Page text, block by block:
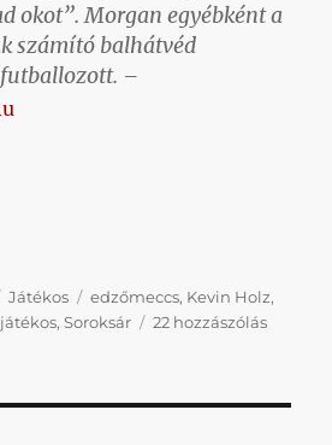
okot”. Morgan egyébként a
számító balhátvéd
–
tegnapi edzőmeccsre”
Kategória
Játékos Címke
edzőmeccs, Kevin Holz,
,Soroksár 22 hozzászólás